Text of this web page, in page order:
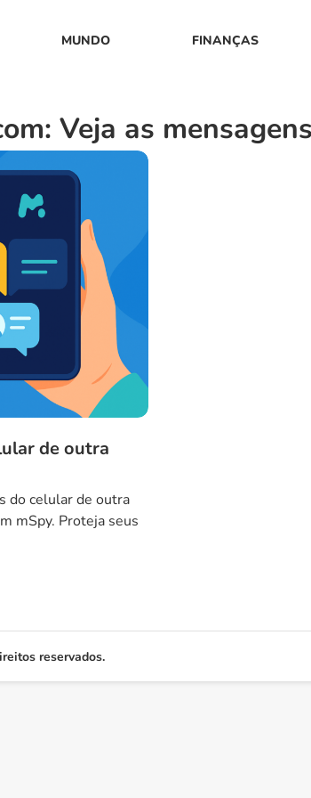
MUNDO FINANÇAS
Veja as
de outra
do celular de outra
mSpy. Proteja seus
reservados.